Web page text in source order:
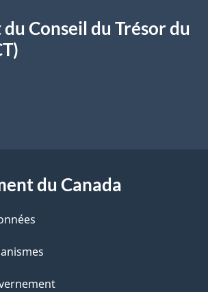
Conseil du Trésor du
du Canada